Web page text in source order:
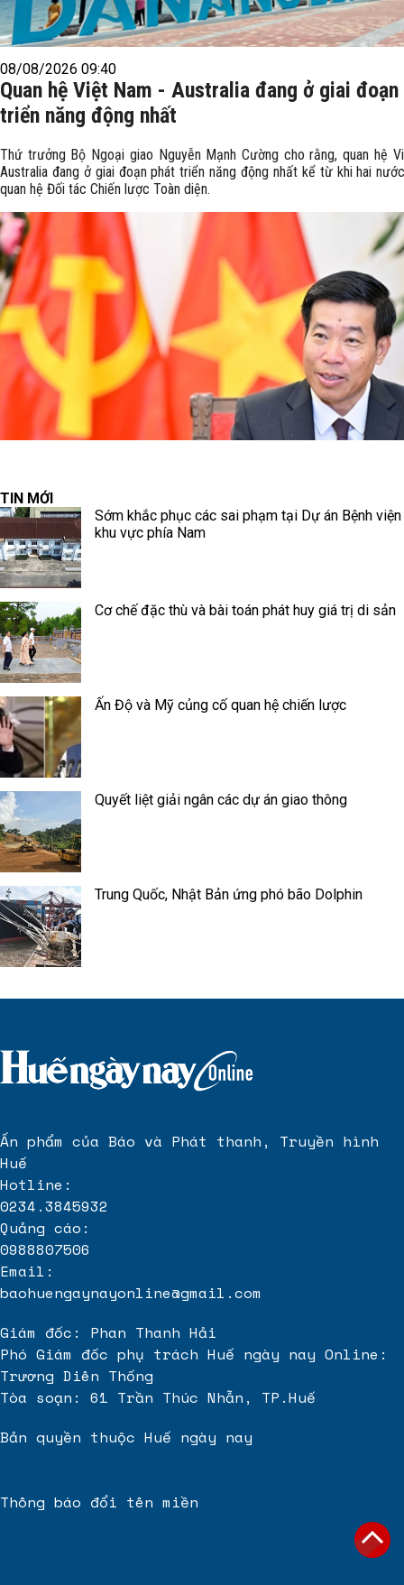
08/08/2026 09:40
Quan hệ Việt Nam - Australia đang ở giai
triển năng động nhất
Thứ trưởng Bộ Ngoại giao Nguyễn Mạnh Cường cho rằng, quan hệ
Australia đang ở giai đoạn phát triển năng động nhất kể từ khi hai
quan hệ Đối tác Chiến lược Toàn diện.
TIN MỚI
Sớm khắc phục các sai phạm tại Dự án Bệnh
khu vực phía Nam
Cơ chế đặc thù và bài toán phát huy giá trị di sản
Ấn Độ và Mỹ củng cố quan hệ chiến lược
Quyết liệt giải ngân các dự án giao thông
Trung Quốc, Nhật Bản ứng phó bão Dolphin
Ấn phẩm của Báo và Phát thanh, Truyền hình
Huế
Hotline:
0234.3845932
Quảng cáo:
0988807506
Email:
baohuengaynayonline@gmail.com
Giám đốc: Phan Thanh Hải
Phó Giám đốc phụ trách Huế ngày nay Online:
Trương Diên Thống
Tòa soạn: 61 Trần Thúc Nhẫn, TP.Huế
Bản quyền thuộc Huế ngày nay
Thông báo đổi tên miền